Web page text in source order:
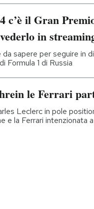
c’è il Gran
in
sapere per seguire in
Formula 1 di Russia
le Ferrari
Leclerc in pole
e la Ferrari intenzionata